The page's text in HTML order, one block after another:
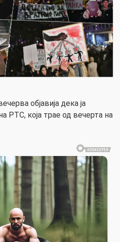
објавија дека ја
РТС, која трае од вечерта на